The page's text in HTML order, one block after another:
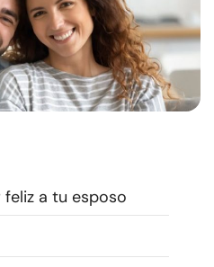
a tu esposo